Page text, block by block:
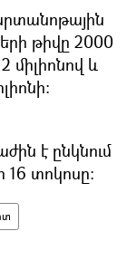
թիվը 2000
միլիոնով և
է ընկնում
տոկոսը։